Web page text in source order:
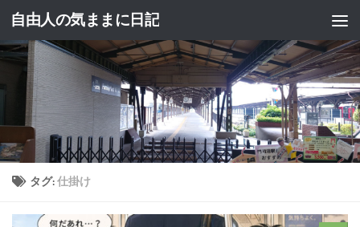
コンテンツへスキップ
自由人の気ままに日記
タグ:仕掛け